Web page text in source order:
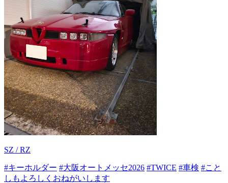
SZ / RZ
#キーホルダー #大阪オートメッセ2026 #TWICE #車検 #こと
しもよろしくおねがいします